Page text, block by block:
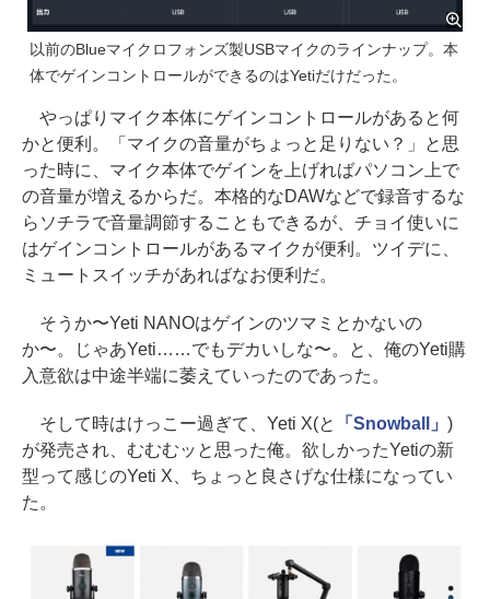
以前のBlueマイクロフォンズ製USBマイクのラインナップ。本
体でゲインコントロールができるのはYetiだけだった。
やっぱりマイク本体にゲインコントロールがあると何
かと便利。「マイクの音量がちょっと足りない？」と思
った時に、マイク本体でゲインを上げればパソコン上で
の音量が増えるからだ。本格的なDAWなどで録音するな
らソチラで音量調節することもできるが、チョイ使いに
はゲインコントロールがあるマイクが便利。ツイデに、
ミュートスイッチがあればなお便利だ。
そうか〜Yeti NANOはゲインのツマミとかないの
か〜。じゃあYeti……でもデカいしな〜。と、俺のYeti購
入意欲は中途半端に萎えていったのであった。
そして時はけっこー過ぎて、Yeti X(と 「Snowball」 )
が発売され、むむむッと思った俺。欲しかったYetiの新
型って感じのYeti X、ちょっと良さげな仕様になってい
た。